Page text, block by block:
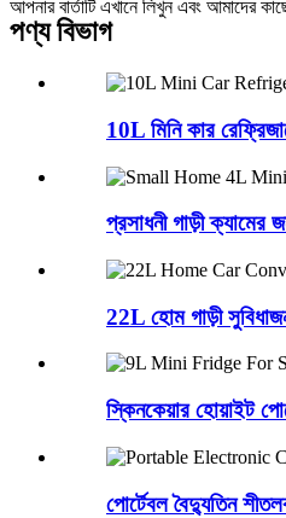
আপনার বার্তাটি এখানে লিখুন এবং আমাদের
পণ্য বিভাগ
10L মিনি কার
প্রসাধনী গাড়ী
22L হোম গাড়ী
স্কিনকেয়ার হোয়াইট
পোর্টেবল বৈদ্যুতিন